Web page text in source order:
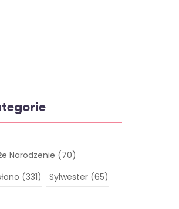
Narodzenie (70)
(331) Sylwester (65)